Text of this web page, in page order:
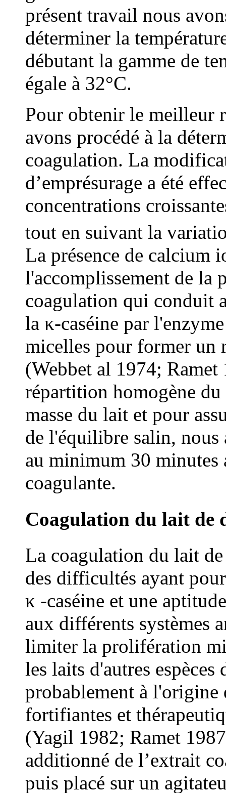
présent travail nous
déterminer la
débutant la gamme de
égale à 32°C.
Pour obtenir le meilleur
avons procédé à la
coagulation. La
d’emprésurage a été
concentrations
tout en suivant la
La présence de calcium
l'accomplissement de la
coagulation qui conduit
la κ-caséine par
micelles pour former un
(Webbet al 1974;
répartition homogène
masse du lait et pour
de l'équilibre salin, nous
au minimum 30 minutes
coagulante.
Coagulation du lait de
La coagulation du lait
des difficultés ayant
κ -caséine et une
aux différents systèmes
limiter la prolifération
les laits d'autres espèces
probablement à l'origine
fortifiantes et
(Yagil 1982; Ramet
additionné de l’extrait
puis placé sur un